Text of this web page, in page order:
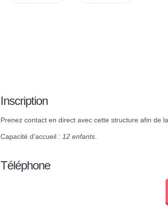
Inscription
Prenez contact en direct avec cette structure afin de
Capacité d'accueil : 12 enfants
Téléphone